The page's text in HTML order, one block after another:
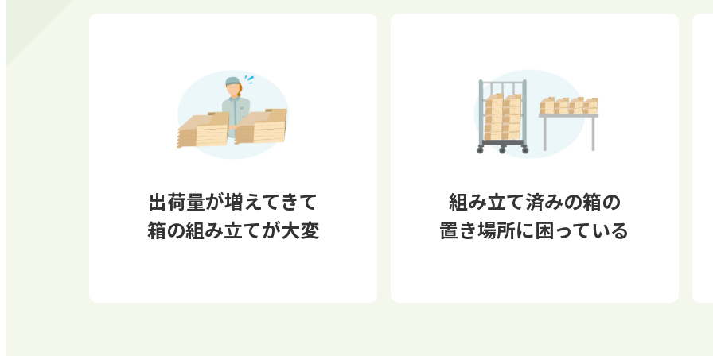
出荷量が増えてきて
箱の組み立てが大変
組み立て済みの箱の
置き場所に困っている